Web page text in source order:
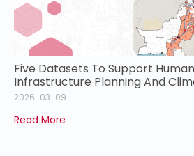
Five Datasets To Support
Infrastructure Planning And
2026-03-09
Read More